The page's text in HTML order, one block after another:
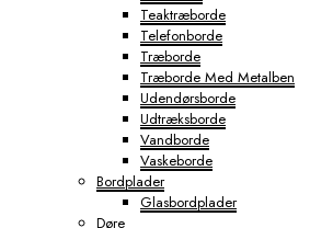
Teaktræborde
Telefonborde
Træborde
Træborde Med Metalben
Udendørsborde
Udtræksborde
Vandborde
Vaskeborde
Bordplader
Glasbordplader
Døre